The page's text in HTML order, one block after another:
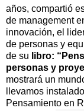
años, compartió
de management
innovación, el
de personas y
de su libro:
personas y
mostrará un
llevamos
Pensamiento en